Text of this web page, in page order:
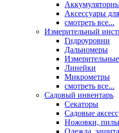
Аксессуары
смотреть все...
Измерительный
Гидроуровни
Дальномеры
Измерительные
Линейки
Микрометры
смотреть все...
Садовый инвентарь
Секаторы
Садовые
Ножовки,
Одежда,